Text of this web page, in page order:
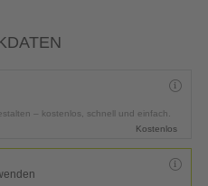
– kostenlos, schnell und einfach.
Kostenlos